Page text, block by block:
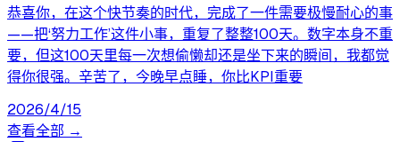
恭喜你，在这个快节奏的时代，完成了一件需要极慢耐心的事
——把‘努力工作’这件小事，重复了整整100天。数字本身不重
要，但这100天里每一次想偷懒却还是坐下来的瞬间，我都觉
得你很强。辛苦了，今晚早点睡，你比KPI重要
2026/4/15
查看全部 →